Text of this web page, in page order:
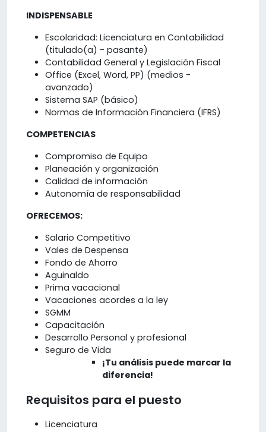
INDISPENSABLE
Escolaridad: Licenciatura en Contabilidad
(titulado(a) - pasante)
Contabilidad General y Legislación Fiscal
Office (Excel, Word, PP) (medios -
avanzado)
Sistema SAP (básico)
Normas de Información Financiera (IFRS)
COMPETENCIAS
Compromiso de Equipo
Planeación y organización
Calidad de información
Autonomía de responsabilidad
OFRECEMOS:
Salario Competitivo
Vales de Despensa
Fondo de Ahorro
Aguinaldo
Prima vacacional
Vacaciones acordes a la ley
SGMM
Capacitación
Desarrollo Personal y profesional
Seguro de Vida
¡Tu análisis puede marcar la
diferencia!
Requisitos para el puesto
Licenciatura